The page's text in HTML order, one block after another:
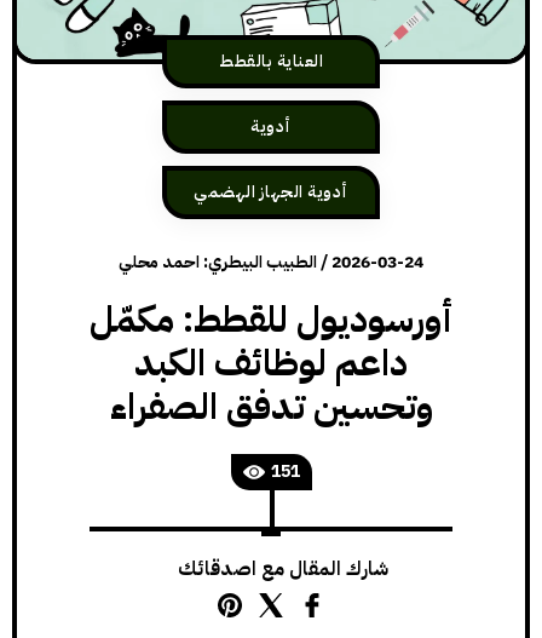
العناية بالقطط
أدوية
أدوية الجهاز الهضمي
2026-03-24
/الطبيب البيطري: احمد محلي
أورسوديول للقطط: مكمّل
داعم لوظائف الكبد
وتحسين تدفق الصفراء
151
شارك المقال مع اصدقائك